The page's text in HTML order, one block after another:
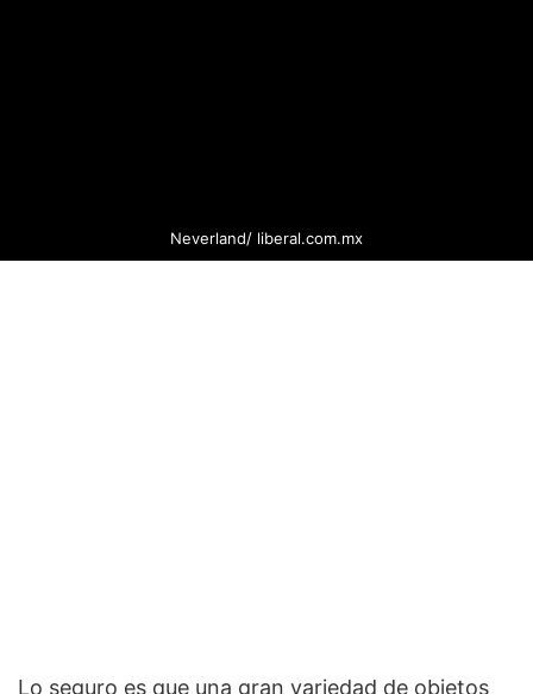
Neverland/ liberal.com.mx
Lo seguro es que una gran variedad de objetos